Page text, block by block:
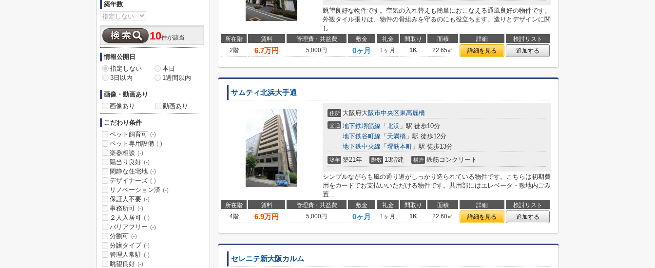
眺望良好な物件です。空気の入れ替えも簡単におこなえる通風良好の物件です。
外観タイル張りは、物件の骨組みを守るのにも役立ちます。造りとデザインに関
し...
所在階 賃料 管理費・共益費 敷金 礼金 間取り 面積 詳細
検討リスト
2階
6.7万円 5,000円 0ヶ月 1ヶ月 1K 22.65㎡ 詳細を見る 追加する
サムティ北浜大手通
住所 大阪府大阪市中央区東高麗橋
交通 地下鉄堺筋線 「 北浜 」駅 徒歩10分
地下鉄谷町線 「 天満橋 」駅 徒歩12分
地下鉄中央線 「 堺筋本町 」駅 徒歩13分
築年 築21年 階数 13階建 構造 鉄筋コンクリート
シンプルながらも風の通り道がしっかり造られている物件です。こちらは初期費
用をカードでお支払いいただける物件です。共用部にはエレベータ・敷地内ごみ
置...
所在階 賃料 管理費・共益費 敷金 礼金 間取り 面積 詳細
検討リスト
4階
6.9万円 5,000円 0ヶ月 1ヶ月 1K 22.60㎡ 詳細を見る 追加する
セレニテ新大阪カルム
築年数
10件が該当
情報公開日
指定しない
本日
3日以内
1週間以内
画像・動画あり
画像あり
動画あり
こだわり条件
ペット飼育可 (-)
ペット専用設備 (-)
楽器相談 (-)
陽当り良好 (-)
閑静な住宅地 (-)
デザイナーズ (-)
リノベーション済 (-)
保証人不要 (-)
事務所可 (-)
２人入居可 (-)
バリアフリー (-)
分割可 (-)
分譲タイプ (-)
管理人常駐 (-)
眺望良好 (-)